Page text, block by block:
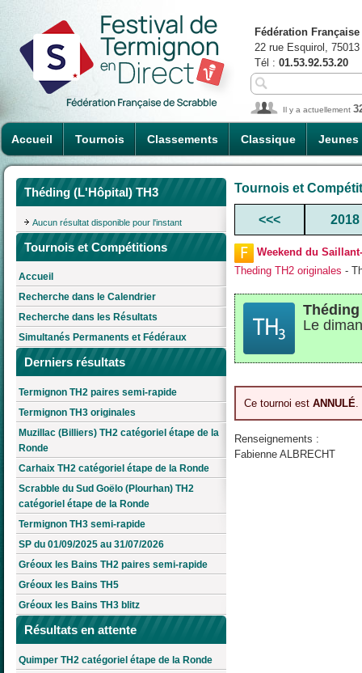
Accueil Tournois Classements Classique Jeunes
Fédération
22 rue Esquirol,
Tél : 01.53.92.53.20
Il y a actuellement
Théding (L'Hôpital) TH3
Aucun résultat disponible pour l'instant
Tournois et Compétitions
Accueil
Recherche dans le Calendrier
Recherche dans les Résultats
Simultanés Permanents et Fédéraux
Derniers résultats
Termignon TH2 paires semi-rapide
Termignon TH3 originales
Muzillac (Billiers) TH2 catégoriel étape de la
Ronde
Carhaix TH2 catégoriel étape de la Ronde
Scrabble du Sud Goëlo (Plourhan) TH2
catégoriel étape de la Ronde
Termignon TH3 semi-rapide
SP du 01/09/2025 au 31/07/2026
Gréoux les Bains TH2 paires semi-rapide
Gréoux les Bains TH5
Gréoux les Bains TH3 blitz
Résultats en attente
Quimper TH2 catégoriel étape de la Ronde
Tournois et
<<< 2018
Weekend du
Theding TH2 originales -
Le
Ce tournoi est ANNULÉ
Renseignements :
Fabienne ALBRECHT